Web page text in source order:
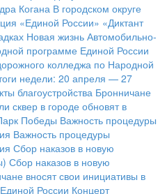
Когана В городском округе
«Единой России» «Диктант
Новая жизнь Автомобильно-
программе Единой России
колледжа по Народной
недели: 20 апреля — 27
благоустройства Бронничане
сквер в городе обновят в
Победы Важность процедуры
Важность процедуры
Сбор наказов в новую
Сбор наказов в новую
вносят свои инициативы в
России Концерт